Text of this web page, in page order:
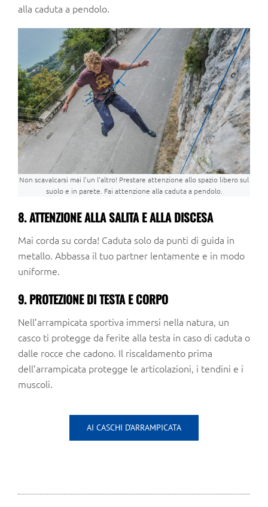
alla caduta a pendolo.
Non scavalcarsi mai l’un l’altro! Prestare attenzione allo spazio libero sul
suolo e in parete. Fai attenzione alla caduta a pendolo.
8. ATTENZIONE ALLA SALITA E ALLA DISCESA
Mai corda su corda! Caduta solo da punti di guida in
metallo. Abbassa il tuo partner lentamente e in modo
uniforme.
9. PROTEZIONE DI TESTA E CORPO
Nell’arrampicata sportiva immersi nella natura, un
casco ti protegge da ferite alla testa in caso di caduta o
dalle rocce che cadono. Il riscaldamento prima
dell’arrampicata protegge le articolazioni, i tendini e i
muscoli.
AI CASCHI D’ARRAMPICATA